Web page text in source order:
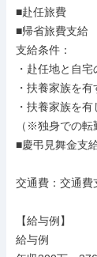
■赴任旅費
■帰省旅費支給
支給条件：
・赴任地と自
・扶養家族を
・扶養家族を
（※独身での転
■慶弔見舞金支
交通費：交通費
【給与例】
給与例